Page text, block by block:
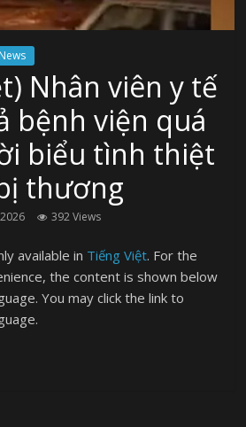
News
Nhân viên y tế
bệnh viện quá
biểu tình thiệt
thương
392 Views
available in Tiếng Việt. For the
the content is shown below
You may click the link to